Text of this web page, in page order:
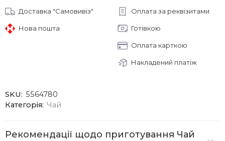
Доставка "Самовивіз"
Нова пошта
Оплата за реквізитами
Готівкою
Оплата карткою
Накладений платіж
Рекомендації щодо приготування Чай
SKU: 5564780
Категорія: Чай